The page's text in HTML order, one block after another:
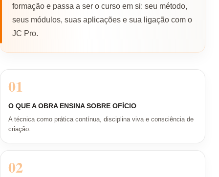
formação e passa a ser o curso em si: seu método,
seus módulos, suas aplicações e sua ligação com o
JC Pro.
01
O QUE A OBRA ENSINA SOBRE OFÍCIO
A técnica como prática contínua, disciplina viva e consciência de
criação.
02